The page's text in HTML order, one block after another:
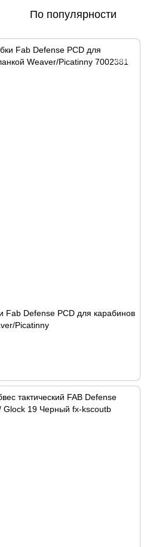
По популярности
Fab Defense PCD для карабинов
Picatinny